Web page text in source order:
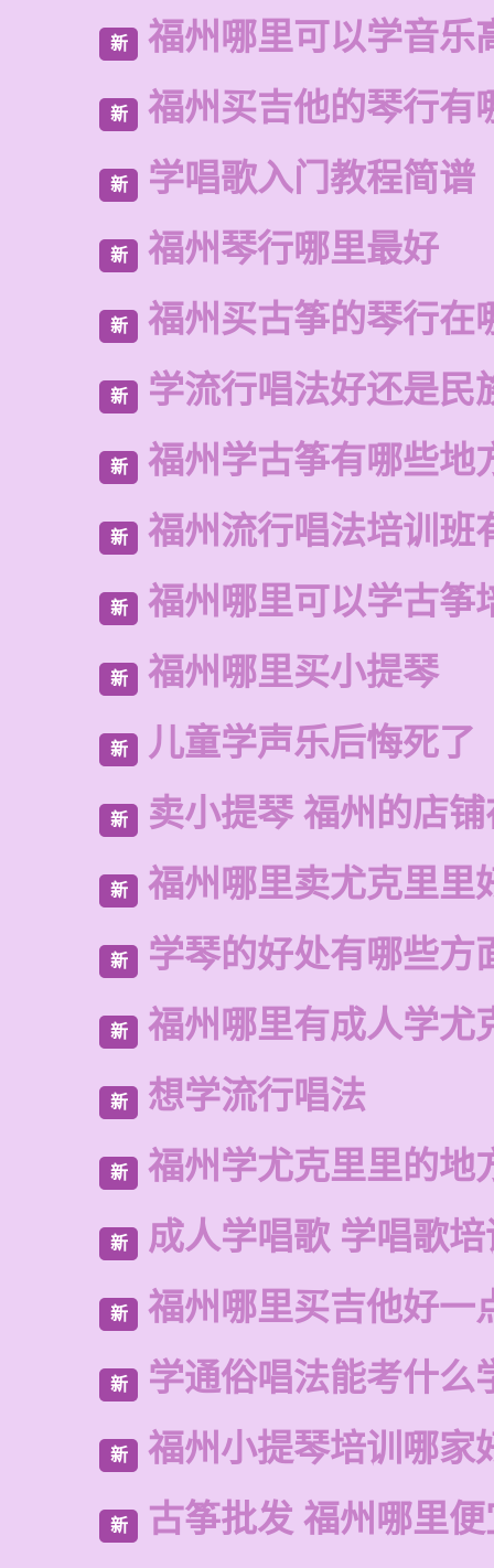
新 福州哪里可以学音乐
新 福州买吉他的琴行有
新 学唱歌入门教程简谱
新 福州琴行哪里最好
新 福州买古筝的琴行在
新 学流行唱法好还是民
新 福州学古筝有哪些地
新 福州流行唱法培训班
新 福州哪里可以学古筝
新 福州哪里买小提琴
新 儿童学声乐后悔死了
新 卖小提琴 福州的店
新 福州哪里卖尤克里里
新 学琴的好处有哪些方
新 福州哪里有成人学尤
新 想学流行唱法
新 福州学尤克里里的地
新 成人学唱歌 学唱歌
新 福州哪里买吉他好一
新 学通俗唱法能考什么
新 福州小提琴培训哪家
新 古筝批发 福州哪里